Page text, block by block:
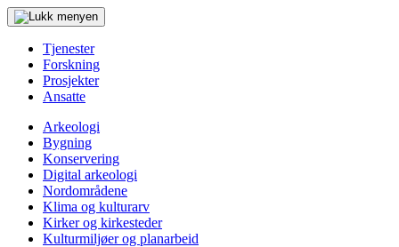
Tjenester
Forskning
Prosjekter
Ansatte
Arkeologi
Bygning
Konservering
Digital arkeologi
Nordområdene
Klima og kulturarv
Kirker og kirkesteder
Kulturmiljøer og planarbeid